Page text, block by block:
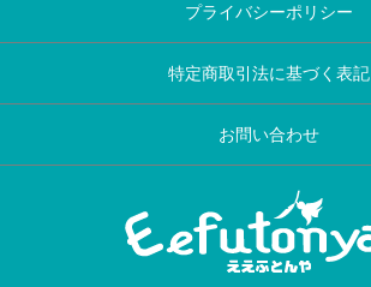
プライバシーポリシー
特定商取引法に基づく表記
お問い合わせ